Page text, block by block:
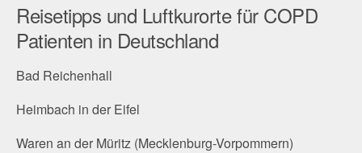
Reisetipps und Luftkurorte für COPD
Patienten in Deutschland
Bad Reichenhall
Heimbach in der Eifel
Waren an der Müritz (Mecklenburg-Vorpommern)